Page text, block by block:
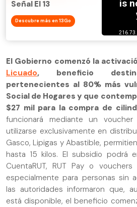
Señal El 13
Descubre más en 13Go
El Gobierno comenzó la
Licuado, beneficio
pertenecientes al 80% más
Social de Hogares y que
$27 mil para la compra de
funcionará mediante un
utilizarse exclusivamente en
Gasco, Lipigas y Abastible,
hasta 15 kilos. El subsidio podrá
CuentaRUT, RUT Pay o
especialmente para personas sin
las autoridades informaron que,
está disponible, el beneficio